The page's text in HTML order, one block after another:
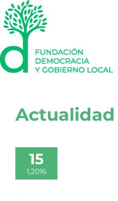
Saltar
al
contenido
Actualidad
15
1,2016